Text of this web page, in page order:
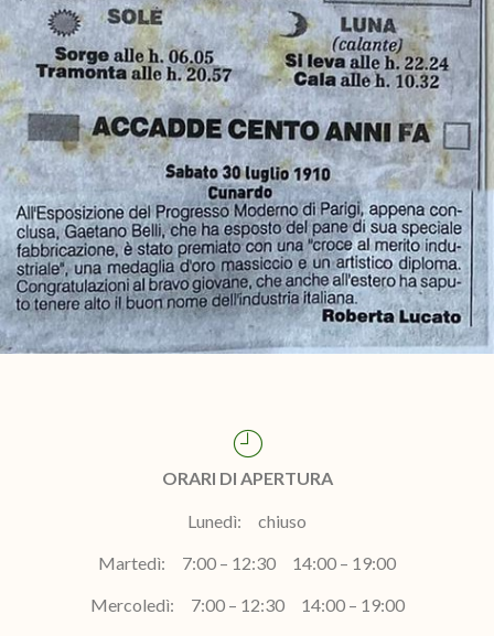
ORARI DI APERTURA
Lunedì: chiuso
Martedì: 7:00 – 12:30 14:00 – 19:00
Mercoledì: 7:00 – 12:30 14:00 – 19:00